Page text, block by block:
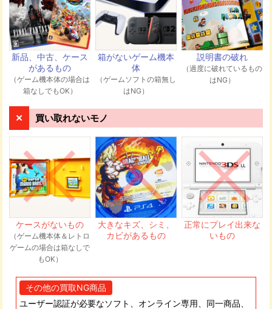
ご指定の日時に佐川急便の担当者が、送り
状を持ってご自宅までお荷物を受け取りに
伺います。
発送先住所
会社 メディア買取ネット宛
商品が弊社に届き次第、順次査定を行いま
す。査定の専任スタッフが一点一点しっか
り査定させていただきます。
たします。買取金額にご納得いただけれ
ば、メールまたは電話でお知らせくださ
い。当日~48時間以内にお客様の振込口座
新品、中古、ケース
があるもの
（ゲーム機本体の場合は
箱なしでもOK）
箱がないゲーム機本
体
（ゲームソフトの箱無し
はNG）
説明書の破れ
（過度に破れているもの
はNG）
買い取れないモノ
ケースがないもの
（ゲーム機本体＆レトロ
ゲームの場合は箱なしで
もOK）
大きなキズ、シミ、
カビがあるもの
正常にプレイ出来な
いもの
その他の買取NG商品
ユーザー認証が必要なソフト、オンライン専用、同一商品、